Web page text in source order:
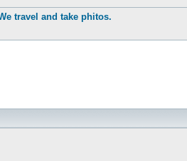
travel and take phitos.